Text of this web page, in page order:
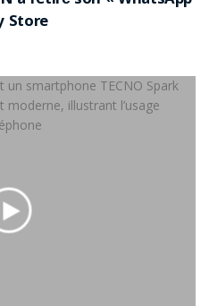
Store